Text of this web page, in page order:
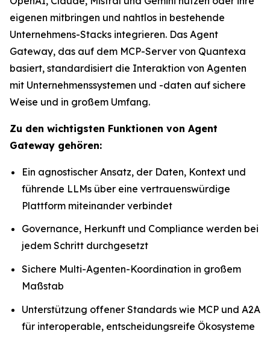
eigenen mitbringen und nahtlos in bestehende
Unternehmens-Stacks integrieren. Das Agent
Gateway, das auf dem MCP-Server von Quantexa
basiert, standardisiert die Interaktion von Agenten
mit Unternehmenssystemen und -daten auf sichere
Weise und in großem Umfang.
Zu den wichtigsten Funktionen von Agent
Gateway gehören:
Ein agnostischer Ansatz, der Daten, Kontext und
führende LLMs über eine vertrauenswürdige
Plattform miteinander verbindet
Governance, Herkunft und Compliance werden bei
jedem Schritt durchgesetzt
Sichere Multi-Agenten-Koordination in großem
Maßstab
Unterstützung offener Standards wie MCP und A2A
für interoperable, entscheidungsreife Ökosysteme